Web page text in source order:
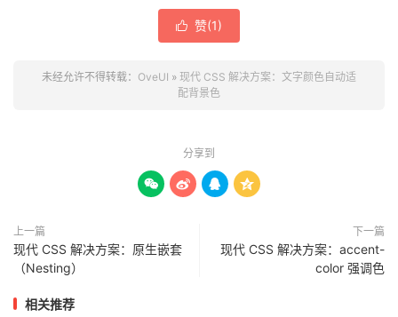
 赞(1)
未经允许不得转载： OveUI » 现代 CSS 解决方案：文字颜色自动适
配背景色
分享到
   
上一篇
现代 CSS 解决方案：原生嵌套
（Nesting）
下一篇
现代 CSS 解决方案：accent-
color 强调色
相关推荐